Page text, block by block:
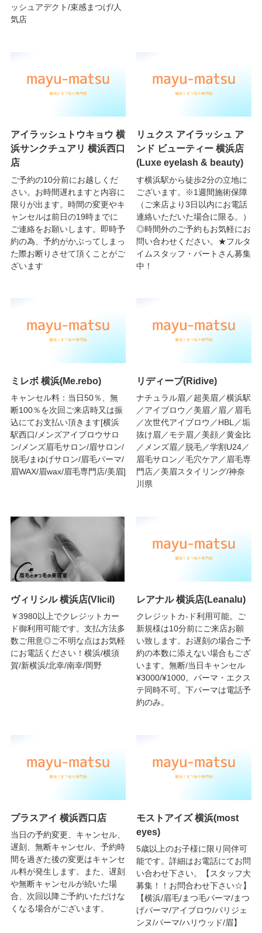
ッシュアデクト/束感まつげ/人
気店
アイラッシュトウキョウ 横
浜サンクチュアリ 横浜西口
店
ご予約の10分前にお越しくだ
さい。お時間遅れますと内容に
限りが出ます。時間の変更やキ
ャンセルは前日の19時までに
ご連絡をお願いします。即時予
約の為、予約がかぶってしまっ
た際お断りさせて頂くことがご
ざいます
リュクス アイラッシュ ア
ンド ビューティー 横浜店
(Luxe eyelash & beauty)
す横浜駅から徒歩2分の立地に
ございます。※1週間施術保障
（ご来店より3日以内にお電話
連絡いただいた場合に限る。）
◎時間外のご予約もお気軽にお
問い合わせください。★フルタ
イムスタッフ・パートさん募集
中！
ミレボ 横浜(Me.rebo)
キャンセル料：当日50％、無
断100％を次回ご来店時又は振
込にてお支払い頂きます[横浜
駅西口/メンズアイブロウサロ
ン/メンズ眉毛サロン/眉サロン/
脱毛/まゆげサロン/眉毛パーマ/
眉WAX/眉wax/眉毛専門店/美眉]
リディーブ(Ridive)
ナチュラル眉／超美眉／横浜駅
／アイブロウ／美眉／眉／眉毛
／次世代アイブロウ／HBL／垢
抜け眉／モテ眉／美顔／黄金比
／メンズ眉／脱毛／学割U24／
眉毛サロン／毛穴ケア／眉毛専
門店／美眉スタイリング/神奈
川県
ヴィリシル 横浜店(Vlicil)
￥3980以上でクレジットカー
ド御利用可能です。支払方法多
数ご用意◎ご不明な点はお気軽
にお電話ください！横浜/横須
賀/新横浜/北幸/南幸/岡野
レアナル 横浜店(Leanalu)
クレジットカ-ド利用可能。ご
新規様は10分前にご来店お願
い致します。お遅刻の場合ご予
約の本数に添えない場合もござ
います。無断/当日キャンセル
¥3000/¥1000。パーマ・エクス
テ同時不可。下パーマは電話予
約のみ。
プラスアイ 横浜西口店
当日の予約変更、キャンセル、
遅刻、無断キャンセル、予約時
間を過ぎた後の変更はキャンセ
ル料が発生します。また、遅刻
や無断キャンセルが続いた場
合、次回以降ご予約いただけな
くなる場合がございます。
モストアイズ 横浜(most
eyes)
5歳以上のお子様に限り同伴可
能です。詳細はお電話にてお問
い合わせ下さい。【スタッフ大
募集！！お問合わせ下さい☆】
【横浜/眉毛/まつ毛パーマ/まつ
げパーマ/アイブロウ/パリジェ
ンヌ/パーマ/ハリウッド/眉】